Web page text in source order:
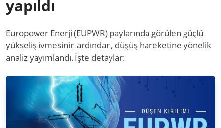
yapıldı
Europower Enerji (EUPWR) paylarında görülen güçlü
yükseliş ivmesinin ardından, düşüş hareketine yönelik
analiz yayımlandı. İşte detaylar: